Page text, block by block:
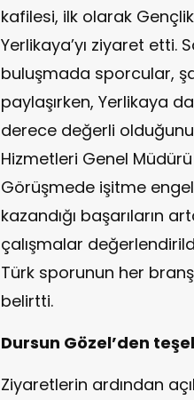
kafilesi, ilk olarak
Yerlikaya’yı ziyaret
buluşmada sporcular,
paylaşırken, Yerlikaya
derece değerli
Hizmetleri Genel
Görüşmede işitme
kazandığı başarıların
çalışmalar
Türk sporunun her
belirtti.
Dursun Gözel’den
Ziyaretlerin ardından